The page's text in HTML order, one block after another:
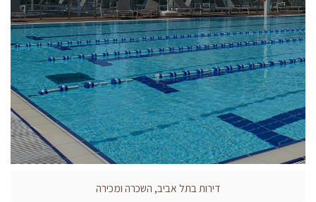
דירות בתל אביב, השכרה ומכירה